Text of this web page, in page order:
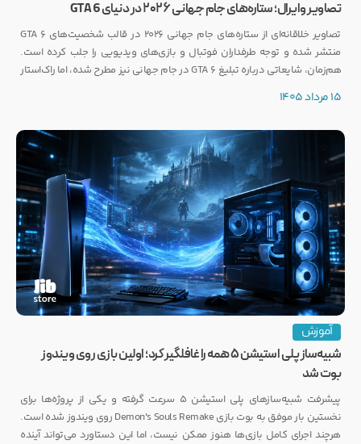
تصاویر وایرال؛ ستاره‌های جام جهانی ۲۰۲۶ در دنیای GTA 6
تصاویر خلاقانه‌ای از ستاره‌های جام جهانی ۲۰۲۶ در قالب شخصیت‌های GTA 6
منتشر شده و توجه طرفداران فوتبال و بازی‌های ویدیویی را جلب کرده است.
هم‌زمان، شایعاتی درباره تبلیغ GTA 6 در جام جهانی نیز مطرح شده، اما راک‌استار
15 مرداد 1405
آموزش
شبیه‌ساز پلی استیشن ۵ همه را غافلگیر کرد؛ اولین بازی روی ویندوز
بوت شد
پیشرفت شبیه‌سازهای پلی استیشن ۵ سرعت گرفته و یکی از پروژه‌ها برای
نخستین بار موفق به بوت بازی Demon's Souls Remake روی ویندوز شده است.
هرچند اجرای کامل بازی‌ها هنوز ممکن نیست، اما این دستاورد می‌تواند آینده